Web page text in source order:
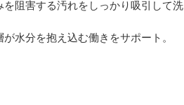
阻害する汚れをしっかり吸引して洗
水分を抱え込む働きをサポート。